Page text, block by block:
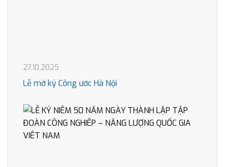
27.10.2025
Lễ mở ký Công ước Hà Nội